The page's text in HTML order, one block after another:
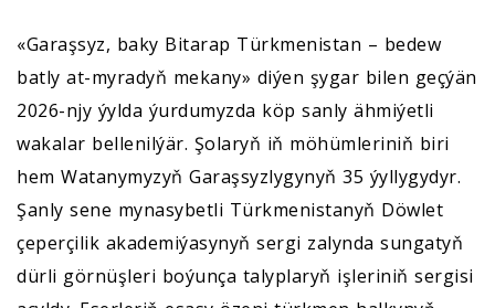
«Garaşsyz, baky Bitarap Türkmenistan – bedew
batly at-myradyň mekany» diýen şygar bilen geçýän
2026-njy ýylda ýurdumyzda köp sanly ähmiýetli
wakalar bellenilýär. Şolaryň iň möhümleriniň biri
hem Watanymyzyň Garaşsyzlygynyň 35 ýyllygydyr.
Şanly sene mynasybetli Türkmenistanyň Döwlet
çeperçilik akademiýasynyň sergi zalynda sungatyň
dürli görnüşleri boýunça talyplaryň işleriniň sergisi